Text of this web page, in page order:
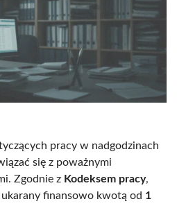
pracy w nadgodzinach
się z poważnymi
Zgodnie z Kodeksem pracy,
finansowo kwotą od 1